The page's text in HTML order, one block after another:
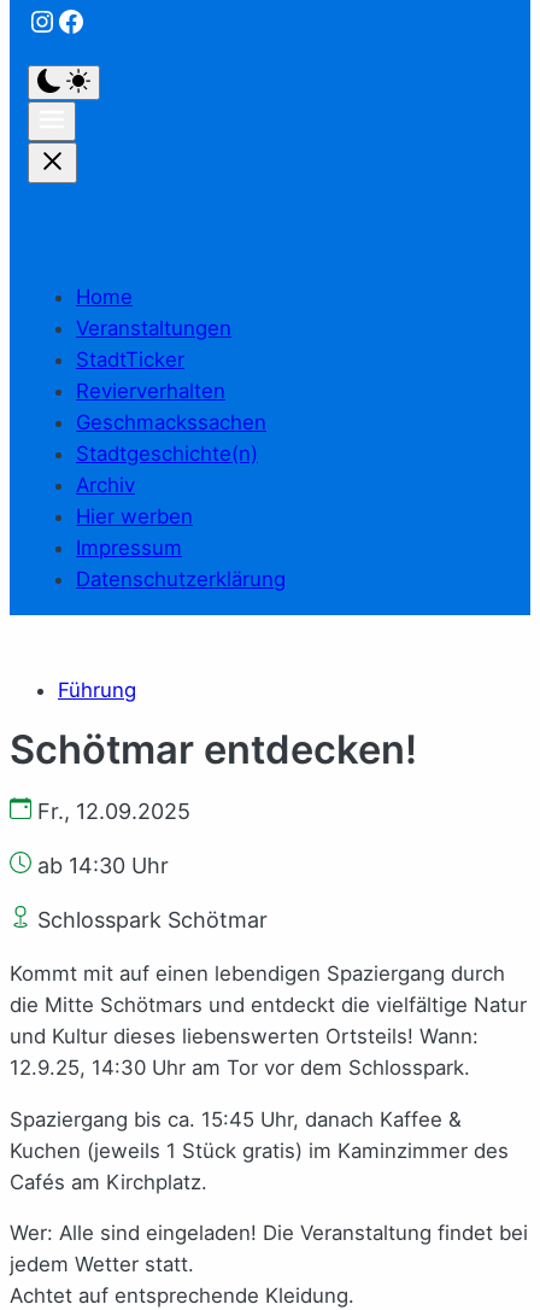
Instagram
Facebook
Home
Veranstaltungen
StadtTicker
Revierverhalten
Geschmackssachen
Stadtgeschichte(n)
Archiv
Hier werben
Impressum
Datenschutzerklärung
Führung
Schötmar entdecken!
Fr., 12.09.2025
ab 14:30 Uhr
Schlosspark Schötmar
Kommt mit auf einen lebendigen Spaziergang durch
die Mitte Schötmars und entdeckt die vielfältige Natur
und Kultur dieses liebenswerten Ortsteils! Wann:
12.9.25, 14:30 Uhr am Tor vor dem Schlosspark.
Spaziergang bis ca. 15:45 Uhr, danach Kaffee &
Kuchen (jeweils 1 Stück gratis) im Kaminzimmer des
Cafés am Kirchplatz.
Wer: Alle sind eingeladen! Die Veranstaltung findet bei
jedem Wetter statt.
Achtet auf entsprechende Kleidung.